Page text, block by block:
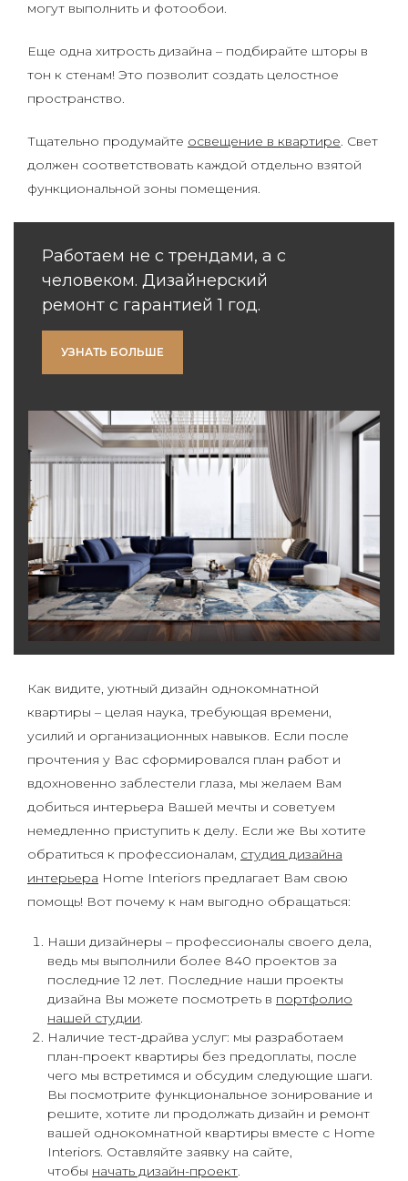
могут выполнить и фотообои.
Еще одна хитрость дизайна – подбирайте шторы в
тон к стенам! Это позволит создать целостное
пространство.
Тщательно продумайте освещение в квартире. Свет
должен соответствовать каждой отдельно взятой
функциональной зоны помещения.
Работаем не с трендами, а с
человеком. Дизайнерский
ремонт с гарантией 1 год.
УЗНАТЬ БОЛЬШЕ
Как видите, уютный дизайн однокомнатной
квартиры – целая наука, требующая времени,
усилий и организационных навыков. Если после
прочтения у Вас сформировался план работ и
вдохновенно заблестели глаза, мы желаем Вам
добиться интерьера Вашей мечты и советуем
немедленно приступить к делу. Если же Вы хотите
обратиться к профессионалам, студия дизайна
интерьера Home Interiors предлагает Вам свою
помощь! Вот почему к нам выгодно обращаться:
Наши дизайнеры – профессионалы своего дела,
ведь мы выполнили более 840 проектов за
последние 12 лет. Последние наши проекты
дизайна Вы можете посмотреть в портфолио
нашей студии.
Наличие тест-драйва услуг: мы разработаем
план-проект квартиры без предоплаты, после
чего мы встретимся и обсудим следующие шаги.
Вы посмотрите функциональное зонирование и
решите, хотите ли продолжать дизайн и ремонт
вашей однокомнатной квартиры вместе с Home
Interiors. Оставляйте заявку на сайте,
чтобы начать дизайн-проект.